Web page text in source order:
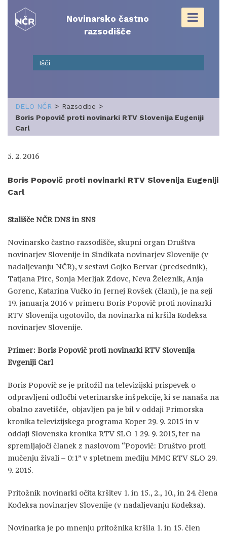
content
Novinarsko častno
razsodišče
DELO NČR > Razsodbe >
Boris Popovič proti novinarki RTV Slovenija Eugeniji
Carl
5. 2. 2016
Boris Popovič proti novinarki RTV Slovenija Eugeniji
Carl
Stališče NČR DNS in SNS
Novinarsko častno razsodišče, skupni organ Društva
novinarjev Slovenije in Sindikata novinarjev Slovenije (v
nadaljevanju NČR), v sestavi Gojko Bervar (predsednik),
Tatjana Pirc, Sonja Merljak Zdovc, Neva Železnik, Anja
Gorenc, Katarina Vučko in Jernej Rovšek (člani), je na seji
19. januarja 2016 v primeru Boris Popovič proti novinarki
RTV Slovenija ugotovilo, da novinarka ni kršila Kodeksa
novinarjev Slovenije.
Primer: Boris Popovič proti novinarki RTV Slovenija
Evgeniji Carl
Boris Popovič se je pritožil na televizijski prispevek o
odpravljeni odločbi veterinarske inšpekcije, ki se nanaša na
obalno zavetišče, objavljen pa je bil v oddaji Primorska
kronika televizijskega programa Koper 29. 9. 2015 in v
oddaji Slovenska kronika RTV SLO 1 29. 9. 2015, ter na
spremljajoči članek z naslovom “Popovič: Društvo proti
mučenju živali – 0:1” v spletnem mediju MMC RTV SLO 29.
9. 2015.
Pritožnik novinarki očita kršitev 1. in 15., 2., 10., in 24. člena
Kodeksa novinarjev Slovenije (v nadaljevanju Kodeksa).
Novinarka je po mnenju pritožnika kršila 1. in 15. člen